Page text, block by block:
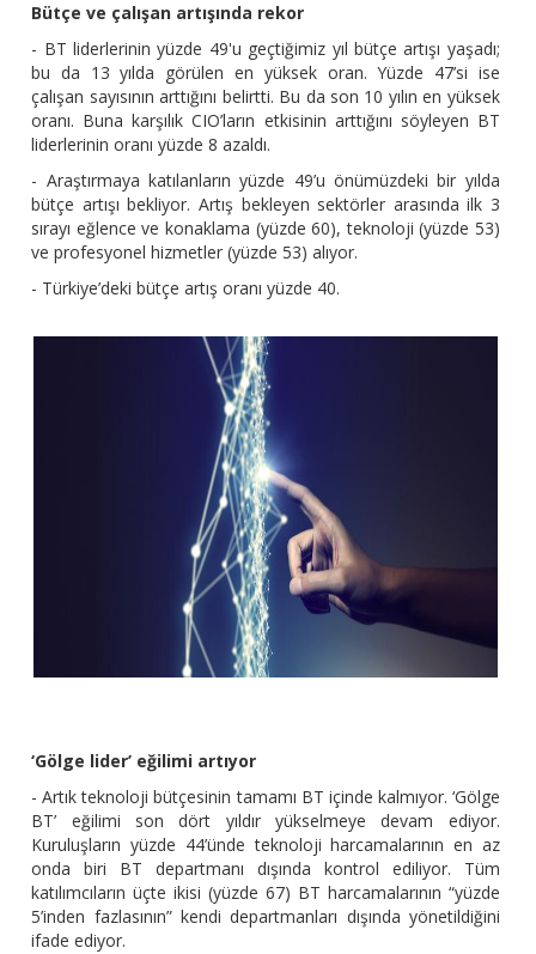
Bütçe ve çalışan artışında rekor
- BT liderlerinin yüzde 49'u geçtiğimiz yıl bütçe artışı yaşadı;
bu da 13 yılda görülen en yüksek oran. Yüzde 47’si ise
çalışan sayısının arttığını belirtti. Bu da son 10 yılın en yüksek
oranı. Buna karşılık CIO’ların etkisinin arttığını söyleyen BT
liderlerinin oranı yüzde 8 azaldı.
- Araştırmaya katılanların yüzde 49’u önümüzdeki bir yılda
bütçe artışı bekliyor. Artış bekleyen sektörler arasında ilk 3
sırayı eğlence ve konaklama (yüzde 60), teknoloji (yüzde 53)
ve profesyonel hizmetler (yüzde 53) alıyor.
- Türkiye’deki bütçe artış oranı yüzde 40.
‘Gölge lider’ eğilimi artıyor
- Artık teknoloji bütçesinin tamamı BT içinde kalmıyor. ‘Gölge
BT’ eğilimi son dört yıldır yükselmeye devam ediyor.
Kuruluşların yüzde 44’ünde teknoloji harcamalarının en az
onda biri BT departmanı dışında kontrol ediliyor. Tüm
katılımcıların üçte ikisi (yüzde 67) BT harcamalarının “yüzde
5’inden fazlasının” kendi departmanları dışında yönetildiğini
ifade ediyor.